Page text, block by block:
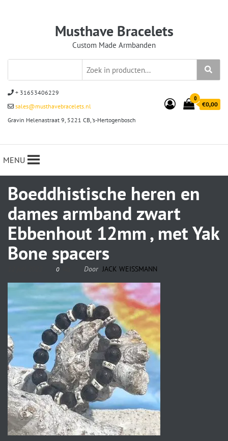
Musthave Bracelets
Custom Made Armbanden
+ 31653406229
sales@musthavebracelets.nl
Gravin Helenastraat 9, 5221 CB, ‘s-Hertogenbosch
0
€0,00
MENU
Boeddhistische heren en
dames armband zwart
Ebbenhout 12mm , met Yak
Bone spacers
0 Door JACK WEISSMANN